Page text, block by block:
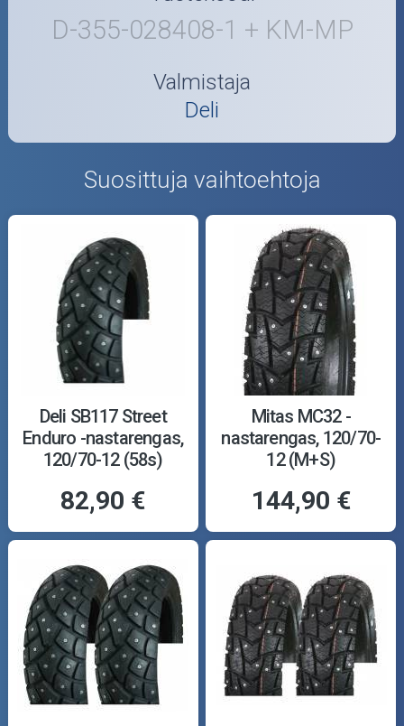
D-355-028408-1 + KM-MP
Valmistaja
Deli
Suosittuja vaihtoehtoja
Deli SB117 Street
Enduro -nastarengas,
120/70-12 (58s)
82,90 €
Mitas MC32 -
nastarengas, 120/70-
12 (M+S)
144,90 €